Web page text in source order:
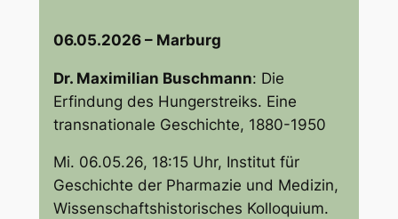
06.05.2026 – Marburg
Dr. Maximilian Buschmann: Die
Erfindung des Hungerstreiks. Eine
transnationale Geschichte, 1880-1950
Mi. 06.05.26, 18:15 Uhr, Institut für
Geschichte der Pharmazie und Medizin,
Wissenschaftshistorisches Kolloquium.